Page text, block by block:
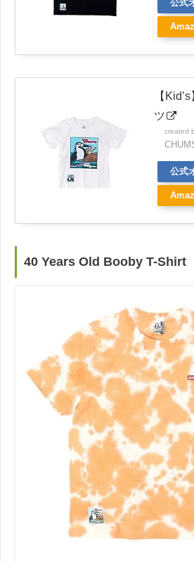
公式
【
ツ
created
公式
40 Years Old Booby T-Shirt